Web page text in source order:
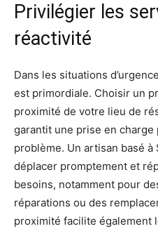
Privilégier les
réactivité
Dans les situations
est primordiale. Choisir un
proximité de votre lieu de
garantit une prise en charge
problème. Un artisan basé
déplacer promptement et
besoins, notamment pour
réparations ou des
proximité facilite également